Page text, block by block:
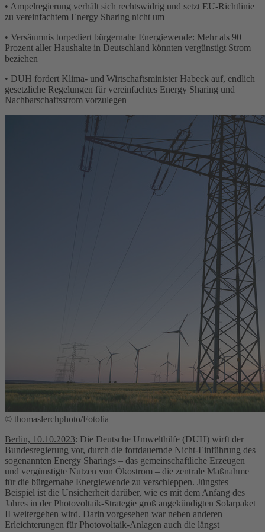
• Ampelregierung verhält sich rechtswidrig und setzt EU-Richtlinie
zu vereinfachtem Energy Sharing nicht um
• Versäumnis torpediert bürgernahe Energiewende: Mehr als 90
Prozent aller Haushalte in Deutschland könnten vergünstigt Strom
beziehen
• DUH fordert Klima- und Wirtschaftsminister Habeck auf, endlich
gesetzliche Regelungen für vereinfachtes Energy Sharing und
Nachbarschaftsstrom vorzulegen
© thomaslerchphoto/Fotolia
Berlin, 10.10.2023: Die Deutsche Umwelthilfe (DUH) wirft der
Bundesregierung vor, durch die fortdauernde Nicht-Einführung des
sogenannten Energy Sharings – das gemeinschaftliche Erzeugen
und vergünstigte Nutzen von Ökostrom – die zentrale Maßnahme
für die bürgernahe Energiewende zu verschleppen. Jüngstes
Beispiel ist die Unsicherheit darüber, wie es mit dem Anfang des
Jahres in der Photovoltaik-Strategie groß angekündigten Solarpaket
II weitergehen wird. Darin vorgesehen war neben anderen
Erleichterungen für Photovoltaik-Anlagen auch die längst